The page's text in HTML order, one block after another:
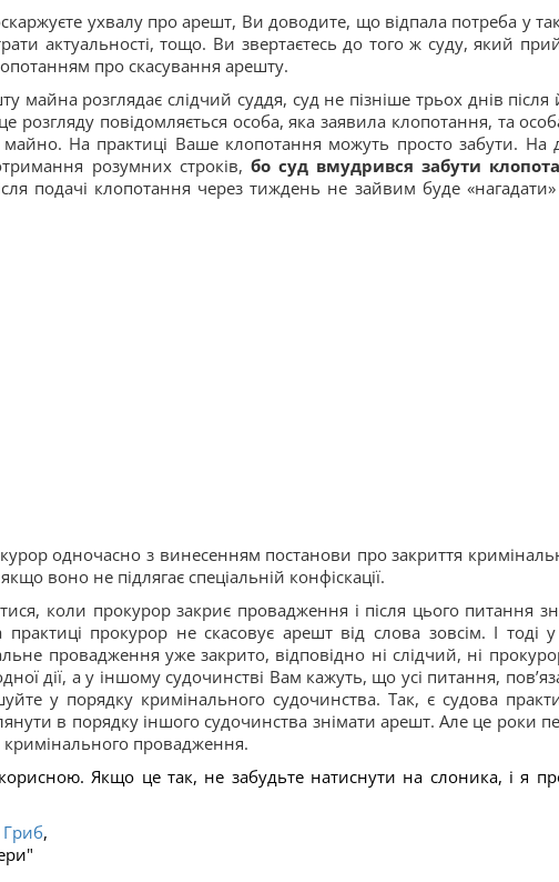
ухвалу про арешт, Ви доводите, що відпала потреба у
актуальності, тощо. Ви звертаєтесь до того ж суду, який
про скасування арешту.
майна розглядає слідчий суддя, суд не пізніше трьох днів після
розгляду повідомляється особа, яка заявила клопотання, та
майно. На практиці Ваше клопотання можуть просто забути. На
розумних строків, бо суд вмудрився забути
подачі клопотання через тиждень не зайвим буде
одночасно з винесенням постанови про закриття
воно не підлягає спеціальній конфіскації.
коли прокурор закриє провадження і після цього питання
прокурор не скасовує арешт від слова зовсім. І тоді
провадження уже закрито, відповідно ні слідчий, ні
дії, а у іншому судочинстві Вам кажуть, що усі питання,
у порядку кримінального судочинства. Так, є судова
в порядку іншого судочинства знімати арешт. Але це роки
провадження.
Якщо це так, не забудьте натиснути на слоника, і я
Гриб,